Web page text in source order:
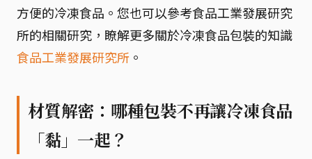
方便的冷凍食品。您也可以參考食品工業發展研究
所的相關研究，瞭解更多關於冷凍食品包裝的知識
食品工業發展研究所 。
材質解密：哪種包裝不再讓冷凍食品
「黏」一起？